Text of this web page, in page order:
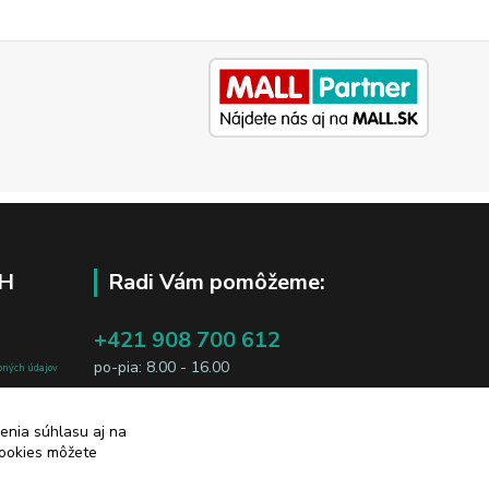
údajov
údajov
Radi Vám pomôžeme:
+421 908 700 612
po-pia: 8.00 - 16.00
súhlasu aj na
môžete